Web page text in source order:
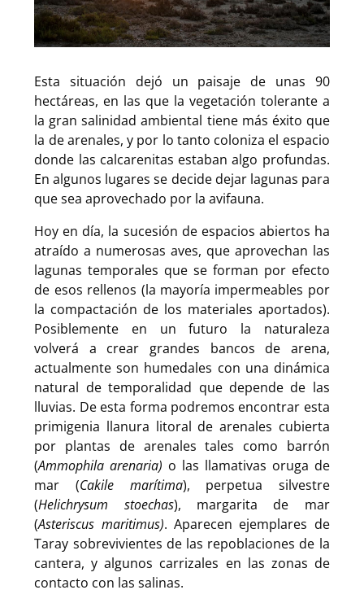
Esta situación dejó un paisaje de unas 90
hectáreas, en las que la vegetación tolerante a
la gran salinidad ambiental tiene más éxito que
la de arenales, y por lo tanto coloniza el espacio
donde las calcarenitas estaban algo profundas.
En algunos lugares se decide dejar lagunas para
que sea aprovechado por la avifauna.
Hoy en día, la sucesión de espacios abiertos ha
atraído a numerosas aves, que aprovechan las
lagunas temporales que se forman por efecto
de esos rellenos (la mayoría impermeables por
la compactación de los materiales aportados).
Posiblemente en un futuro la naturaleza
volverá a crear grandes bancos de arena,
actualmente son humedales con una dinámica
natural de temporalidad que depende de las
lluvias. De esta forma podremos encontrar esta
primigenia llanura litoral de arenales cubierta
por plantas de arenales tales como barrón
(Ammophila arenaria) o las llamativas oruga de
mar (Cakile marítima), perpetua silvestre
(Helichrysum stoechas), margarita de mar
(Asteriscus maritimus). Aparecen ejemplares de
Taray sobrevivientes de las repoblaciones de la
cantera, y algunos carrizales en las zonas de
contacto con las salinas.